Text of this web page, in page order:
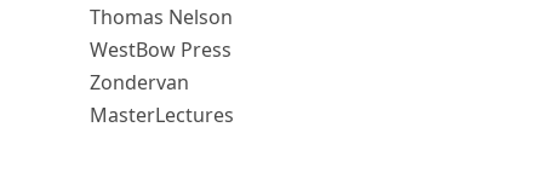
Thomas Nelson
WestBow Press
Zondervan
MasterLectures